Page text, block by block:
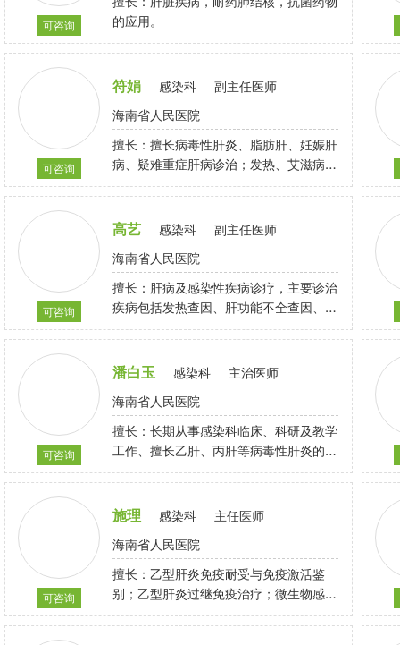
可咨询
的应用。
可咨询
符娟 感染科
副主任医师
海南省人民医院
擅长：擅长病毒性肝炎、脂肪肝、妊娠肝
病、疑难重症肝病诊治；发热、艾滋病、
感染性疾病诊治。
可咨询
高艺 感染科
副主任医师
海南省人民医院
擅长：肝病及感染性疾病诊疗，主要诊治
疾病包括发热查因、肝功能不全查因、各
种重症感染，病毒性肝炎、肝硬化、肝衰
竭等。
可咨询
潘白玉 感染科
主治医师
海南省人民医院
擅长：长期从事感染科临床、科研及教学
工作、擅长乙肝、丙肝等病毒性肝炎的诊
治、重型肝炎、肝衰竭的诊治、发热查因
及脓毒血症等感染性疾病诊治。
可咨询
施理 感染科
主任医师
海南省人民医院
擅长：乙型肝炎免疫耐受与免疫激活鉴
别；乙型肝炎过继免疫治疗；微生物感染
(细菌、真菌)的分子生物学诊断及治疗